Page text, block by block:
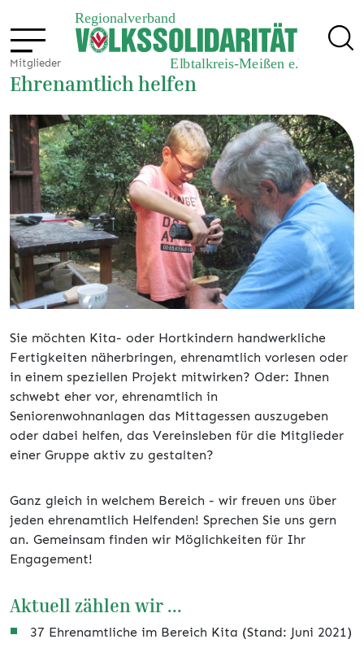
Mitglieder
Ehrenamtlich helfen
Sie möchten Kita- oder Hortkindern handwerkliche
Fertigkeiten näherbringen, ehrenamtlich vorlesen oder
in einem speziellen Projekt mitwirken? Oder: Ihnen
schwebt eher vor, ehrenamtlich in
Seniorenwohnanlagen das Mittagessen auszugeben
oder dabei helfen, das Vereinsleben für die Mitglieder
einer Gruppe aktiv zu gestalten?
Ganz gleich in welchem Bereich - wir freuen uns über
jeden ehrenamtlich Helfenden! Sprechen Sie uns gern
an. Gemeinsam finden wir Möglichkeiten für Ihr
Engagement!
Aktuell zählen wir ...
37 Ehrenamtliche im Bereich Kita (Stand: Juni 2021)